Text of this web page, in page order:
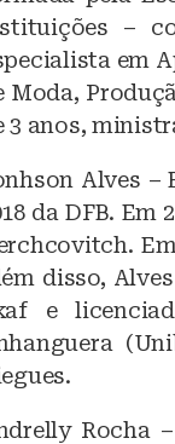
–
em
Moda,
3 anos,
Alves –
da DFB.
disso,
e
Rocha